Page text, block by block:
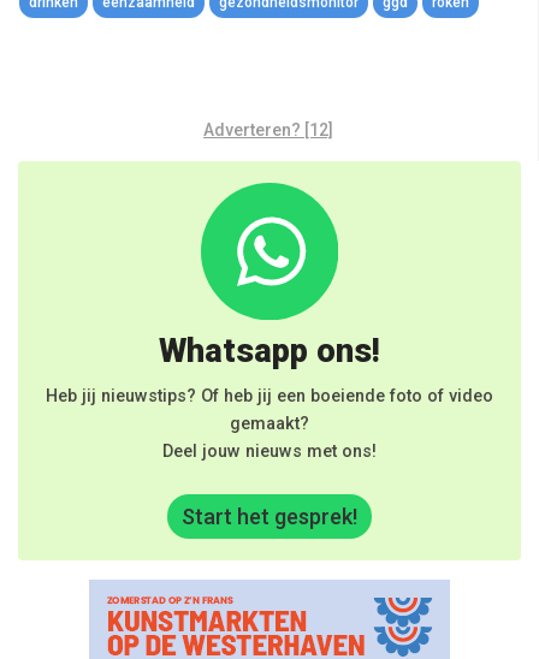
Adverteren? [12]
Whatsapp ons!
Heb jij nieuwstips? Of heb jij een boeiende foto of video
gemaakt?
Deel jouw nieuws met ons!
Start het gesprek!